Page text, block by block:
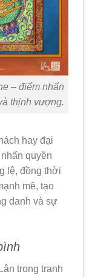
– điểm nhấn
thịnh vượng.
hay đại
quyền
lệ, đồng thời
mẽ, tạo
danh và sự
trong tranh